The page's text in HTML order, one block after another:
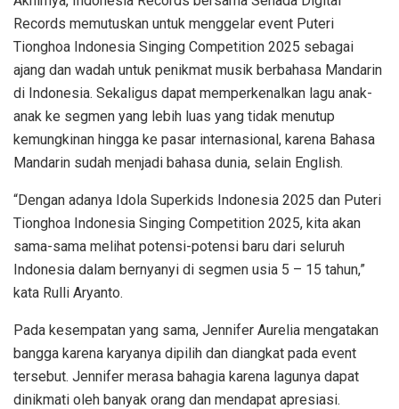
Records memutuskan untuk menggelar event Puteri
Tionghoa Indonesia Singing Competition 2025 sebagai
ajang dan wadah untuk penikmat musik berbahasa Mandarin
di Indonesia. Sekaligus dapat memperkenalkan lagu anak-
anak ke segmen yang lebih luas yang tidak menutup
kemungkinan hingga ke pasar internasional, karena Bahasa
Mandarin sudah menjadi bahasa dunia, selain English.
“Dengan adanya Idola Superkids Indonesia 2025 dan Puteri
Tionghoa Indonesia Singing Competition 2025, kita akan
sama-sama melihat potensi-potensi baru dari seluruh
Indonesia dalam bernyanyi di segmen usia 5 – 15 tahun,”
kata Rulli Aryanto.
Pada kesempatan yang sama, Jennifer Aurelia mengatakan
bangga karena karyanya dipilih dan diangkat pada event
tersebut. Jennifer merasa bahagia karena lagunya dapat
dinikmati oleh banyak orang dan mendapat apresiasi.